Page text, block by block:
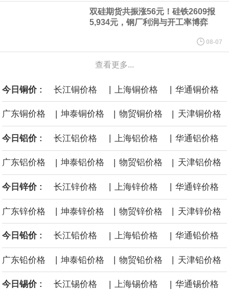
计划建造的15艘核动力“特朗普级”（Trump-class）战列舰，从研发
到采购的总费用可能高达2750亿美元，为美国有史以来最昂贵的水
面战舰项目之一。 根据CBO的初步估算，首舰造价约234亿美元，
后续14艘平均每艘约180亿美元。
黄金价格有望录得自今年1月以来最大单周涨幅。油价走弱为金价提
供支撑，同时投资者正等待美国非农就业数据，以寻找美国利率前
景的线索。StoneX高级分析师马特·辛普森表示，中东和平前景改善
令市场通胀预期下降，推动黄金价格从此前持续数周、位于4000美
元上方的盘整区间中进一步上涨。
双硅期货共振涨56元！硅铁2609报
5,934元，钢厂利润与开工率博弈
08-07
查看更多...
今日铜价 : 长江铜价格 | 上海铜价格 | 华通铜价格
广东铜价格 | 坤泰铜价格 | 物贸铜价格 | 天津铜价格
今日铝价 : 长江铝价格 上海铝价格 华通铝价格
广东铝价格 | 坤泰铝价格 | 物贸铝价格 | 天津铝价格
今日锌价 : 长江锌价格 上海锌价格 华通锌价格
广东锌价格 | 坤泰锌价格 | 物贸锌价格 | 天津锌价格
今日铅价 : 长江铅价格 | 上海铅价格 | 华通铅价格
广东铅价格 坤泰铅价格 物贸铅价格 天津铅价格
今日锡价 : 长江锡价格 | 上海锡价格 | 华通锡价格